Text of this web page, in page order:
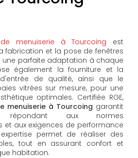
menuiserie à Tourcoing est
fabrication et la pose de fenêtres
une parfaite adaptation à chaque
également la fourniture et la
de qualité, ainsi que le
vitrées sur mesure, pour une
optimales. Certifiée RGE,
menuiserie à Tourcoing garantit
aux normes
et aux exigences de performance
permet de réaliser des
tout en assurant confort et
habitation.